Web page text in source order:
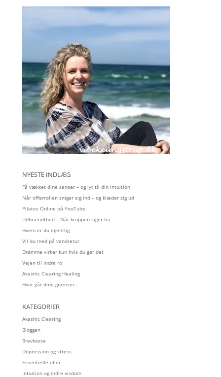
NYESTE INDLÆG
Få vækket dine sanser – og lyt til din intuition
Når offerrollen sniger sig ind – og klæder sig ud
Pilates Online på YouTube
Udbrændthed – Når kroppen siger fra
Hvem er du egentlig
Vil du med på vandretur
Drømme virker kun hvis du gør det
Vejen til indre ro
Akashic Clearing Healing
Hvor går dine grænser…
KATEGORIER
Akashic Clearing
Bloggen
Brevkasse
Depression og stress
Essentielle olier
Intuition og indre visdom